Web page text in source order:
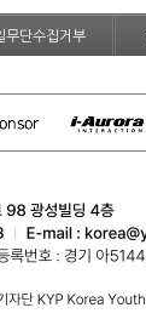
무단수집거부